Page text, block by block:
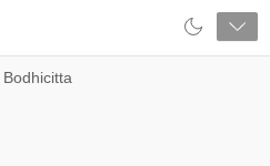
Bodhicitta